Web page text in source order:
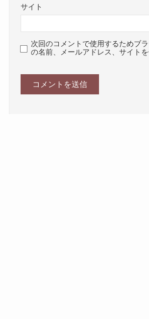
サイト
次回のコメントで使用するためブ
の名前、メールアドレス、サイトを